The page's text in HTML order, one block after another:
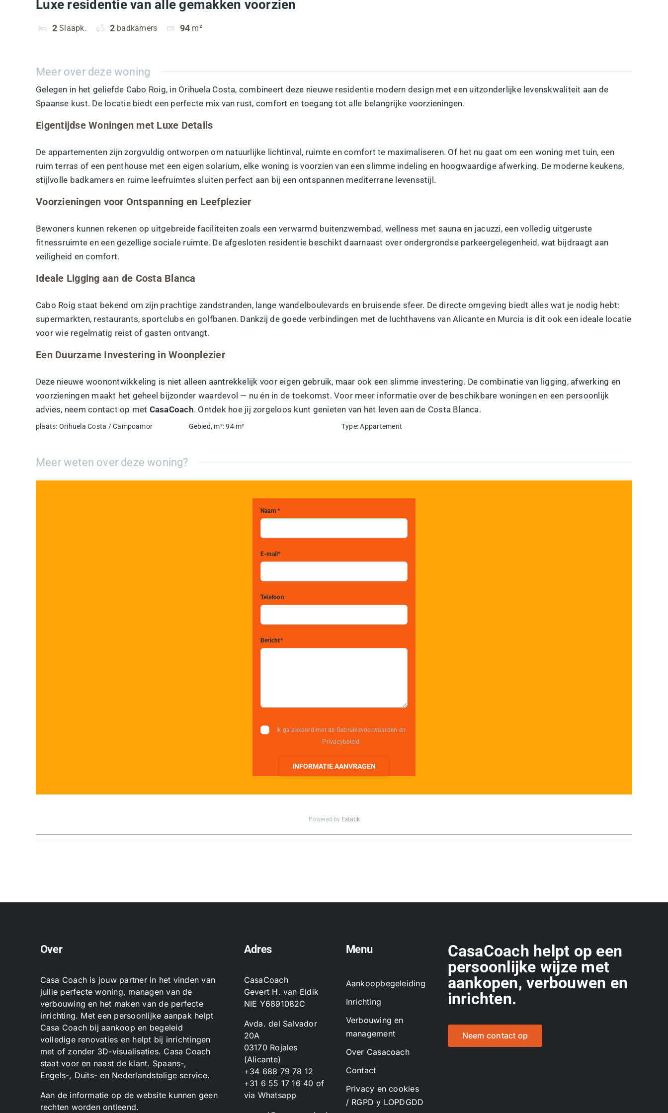
Luxe residentie van alle gemakken voorzien
2 Slaapk. 2 badkamers 94 m²
Meer over deze woning
Gelegen in het geliefde Cabo Roig, in Orihuela Costa, combineert deze nieuwe residentie modern design met een uitzonderlijke levenskwaliteit aan de
Spaanse kust. De locatie biedt een perfecte mix van rust, comfort en toegang tot alle belangrijke voorzieningen.
Eigentijdse Woningen met Luxe Details
De appartementen zijn zorgvuldig ontworpen om natuurlijke lichtinval, ruimte en comfort te maximaliseren. Of het nu gaat om een woning met tuin, een
ruim terras of een penthouse met een eigen solarium, elke woning is voorzien van een slimme indeling en hoogwaardige afwerking. De moderne keukens,
stijlvolle badkamers en ruime leefruimtes sluiten perfect aan bij een ontspannen mediterrane levensstijl.
Voorzieningen voor Ontspanning en Leefplezier
Bewoners kunnen rekenen op uitgebreide faciliteiten zoals een verwarmd buitenzwembad, wellness met sauna en jacuzzi, een volledig uitgeruste
fitnessruimte en een gezellige sociale ruimte. De afgesloten residentie beschikt daarnaast over ondergrondse parkeergelegenheid, wat bijdraagt aan
veiligheid en comfort.
Ideale Ligging aan de Costa Blanca
Cabo Roig staat bekend om zijn prachtige zandstranden, lange wandelboulevards en bruisende sfeer. De directe omgeving biedt alles wat je nodig hebt:
supermarkten, restaurants, sportclubs en golfbanen. Dankzij de goede verbindingen met de luchthavens van Alicante en Murcia is dit ook een ideale locatie
voor wie regelmatig reist of gasten ontvangt.
Een Duurzame Investering in Woonplezier
Deze nieuwe woonontwikkeling is niet alleen aantrekkelijk voor eigen gebruik, maar ook een slimme investering. De combinatie van ligging, afwerking en
voorzieningen maakt het geheel bijzonder waardevol — nu én in de toekomst. Voor meer informatie over de beschikbare woningen en een persoonlijk
advies, neem contact op met CasaCoach. Ontdek hoe jij zorgeloos kunt genieten van het leven aan de Costa Blanca.
plaats: Orihuela Costa / Campoamor Gebied, m²: 94 m² Type: Appartement
Meer weten over deze woning?
Naam *
E-mail*
Telefoon
Bericht*
Ik ga akkoord met de Gebruiksvoorwaarden en
Privacybeleid
INFORMATIE AANVRAGEN
Powered by Estatik
Over
Casa Coach is jouw partner in het vinden van
jullie perfecte woning, managen van de
verbouwing en het maken van de perfecte
inrichting. Met een persoonlijke aanpak helpt
Casa Coach bij aankoop en begeleid
volledige renovaties en helpt bij inrichtingen
met of zonder 3D-visualisaties. Casa Coach
staat voor en naast de klant. Spaans-,
Engels-, Duits- en Nederlandstalige service.
Aan de informatie op de website kunnen geen
rechten worden ontleend.
Adres
CasaCoach
Gevert H. van Eldik
NIE Y6891082C
Avda. del Salvador
20A
03170 Rojales
(Alicante)
+34 688 79 78 12
+31 6 55 17 16 40 of
via Whatsapp
Menu
Aankoopbegeleiding
Inrichting
Verbouwing en
management
Over Casacoach
Contact
Privacy en cookies
/ RGPD y LOPDGDD
CasaCoach helpt op een
persoonlijke wijze met
aankopen, verbouwen en
inrichten.
Neem contact op